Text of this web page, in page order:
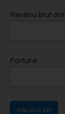
Revenu brut
Fortune
CALCULER